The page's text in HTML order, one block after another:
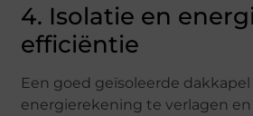
4. Isolatie en
efficiëntie
Een goed geïsoleerde
energierekening te verlagen